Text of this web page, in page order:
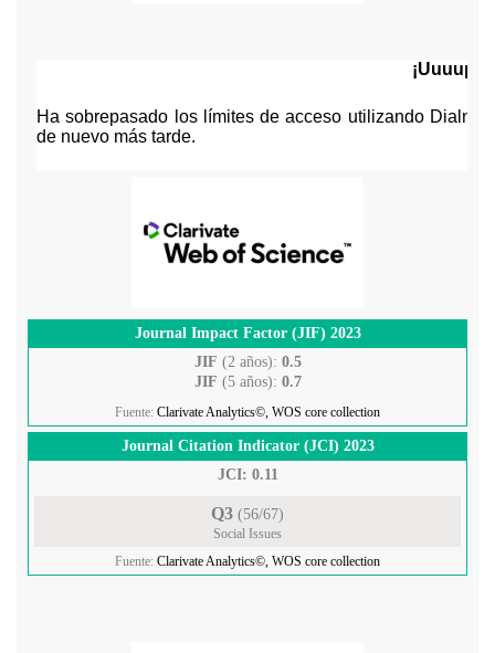
Journal Impact Factor (JIF) 2023
JIF (2 años): 0.5
JIF (5 años): 0.7
Fuente: Clarivate Analytics©, WOS core collection
Journal Citation Indicator (JCI) 2023
JCI: 0.11
Q3 (56/67)
Social Issues
Fuente: Clarivate Analytics©, WOS core collection